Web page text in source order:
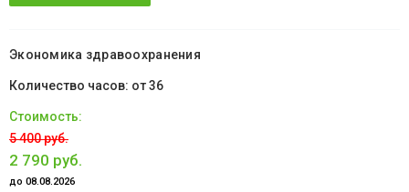
Экономика здравоохранения
от 36
5 400 руб.
2 790 руб.
до 08.08.2026